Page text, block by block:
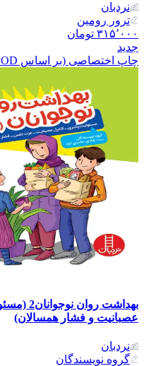
نردبان
ترور رومین
۳۱۵٬۰۰۰ تومان
جدید
چاپ اختصاصی (بر اساس POD)
بهداشت
عصبانیت و فشار همسالان)
نردبان
گروه نویسندگان